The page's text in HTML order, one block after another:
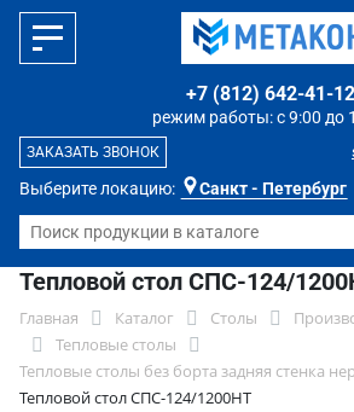
Выберите локацию: Санкт - Петербург
режим работы: с 9:00 до
+7 (812) 642-41-12
ЗАКАЗАТЬ ЗВОНОК
Тепловой стол СПС-124/
Главная Каталог Столы
Тепловые столы
Тепловые столы без борта задняя стенка
Тепловой стол СПС-124/1200НТ